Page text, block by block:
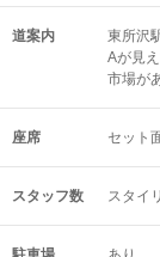
道案内
東所沢
Aが見
市場が
座席 セット
スタッフ数 スタイ